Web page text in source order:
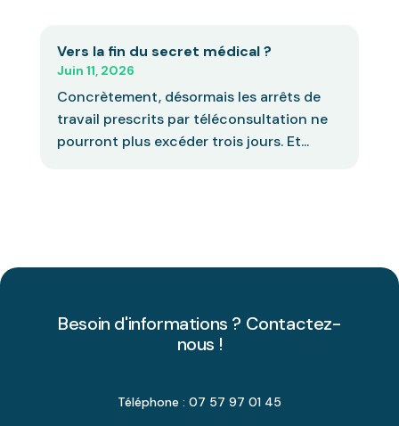
Vers la fin du secret médical ?
Juin 11, 2026
Concrètement, désormais les arrêts de
travail prescrits par téléconsultation ne
pourront plus excéder trois jours. Et...
Besoin d'informations ? Contactez-
nous !
Téléphone : 07 57 97 01 45